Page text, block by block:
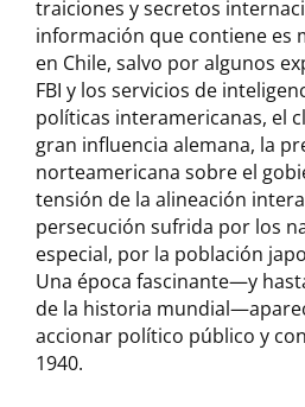
traiciones y secretos
información que contiene es
en Chile, salvo por algunos
FBI y los servicios de
políticas interamericanas, el
gran influencia alemana, la
norteamericana sobre el
tensión de la alineación
persecución sufrida por los
especial, por la población
Una época fascinante—y
de la historia
accionar político público y
1940.